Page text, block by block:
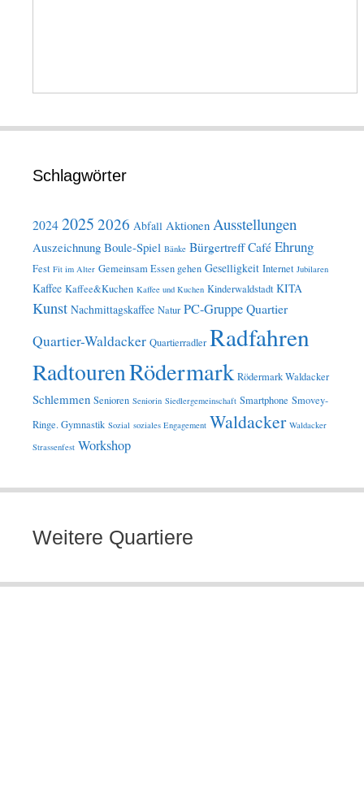
Schlagwörter
20242025 2026 Abfall Aktionen Ausstellungen
Auszeichnung Boule-Spiel Bänke BürgertreffCaféEhrung
Fest Fit im Alter Gemeinsam Essen gehen Geselligkeit Internet Jubilaren
Kaffee Kaffee&Kuchen Kaffee und Kuchen Kinderwaldstadt KITA
Kunst Nachmittagskaffee Natur PC-GruppeQuartier
Quartier-Waldacker Quartierradler Radfahren
RadtourenRödermark Rödermark Waldacker
Schlemmen Senioren Seniorin Siedlergemeinschaft Smartphone Smovey-
Ringe. Gymnastik Sozial soziales Engagement Waldacker Waldacker
Strassenfest Workshop
Weitere Quartiere